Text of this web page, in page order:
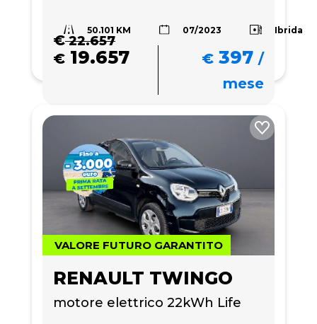
50.101 KM 07/2023 Ibrida
€22.657
€ 19.657 € 397 /
mese
VALORE FUTURO GARANTITO
RENAULT TWINGO
motore elettrico 22kWh Life